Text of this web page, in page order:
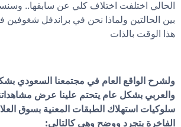
الحالي اختلفت اختلاف كلي عن سابقها..
بين الحالتين ولماذا نحن في براندفل
هذا الوقت بالذات
ولشرح الواقع العام في مجتمعنا السعودي
والعربي بشكل عام يتحتم علينا عرض
سلوكيات استهلاك الطبقات المعنية بسوق
الفاخرة بتجرد ووضح وهي كالتالي: